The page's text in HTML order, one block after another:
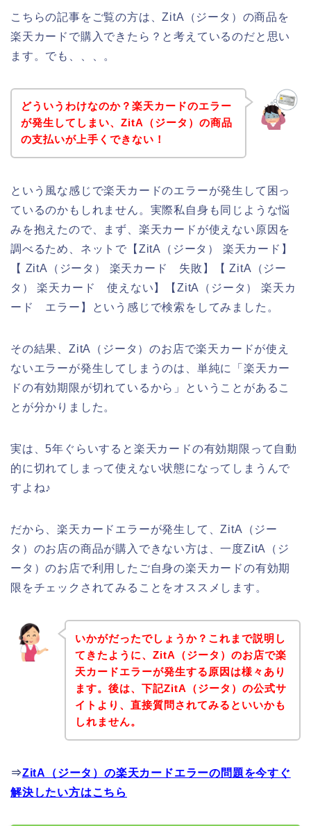
こちらの記事をご覧の方は、ZitA（ジータ）の商品を
楽天カードで購入できたら？と考えているのだと思い
ます。でも、、、。
どういうわけなのか？楽天カードのエラー
が発生してしまい、ZitA（ジータ）の商品
の支払いが上手くできない！
という風な感じで楽天カードのエラーが発生して困っ
ているのかもしれません。実際私自身も同じような悩
みを抱えたので、まず、楽天カードが使えない原因を
調べるため、ネットで【ZitA（ジータ） 楽天カード】
【 ZitA（ジータ） 楽天カード 失敗】【 ZitA（ジー
タ） 楽天カード 使えない】【ZitA（ジータ） 楽天カ
ード エラー】という感じで検索をしてみました。
その結果、ZitA（ジータ）のお店で楽天カードが使え
ないエラーが発生してしまうのは、単純に「楽天カー
ドの有効期限が切れているから」ということがあるこ
とが分かりました。
実は、5年ぐらいすると楽天カードの有効期限って自動
的に切れてしまって使えない状態になってしまうんで
すよね♪
だから、楽天カードエラーが発生して、ZitA（ジー
タ）のお店の商品が購入できない方は、一度ZitA（ジ
ータ）のお店で利用したご自身の楽天カードの有効期
限をチェックされてみることをオススメします。
いかがだったでしょうか？これまで説明し
てきたように、ZitA（ジータ）のお店で楽
天カードエラーが発生する原因は様々あり
ます。後は、下記ZitA（ジータ）の公式サ
イトより、直接質問されてみるといいかも
しれません。
⇒ZitA（ジータ）の楽天カードエラーの問題を今すぐ
解決したい方はこちら